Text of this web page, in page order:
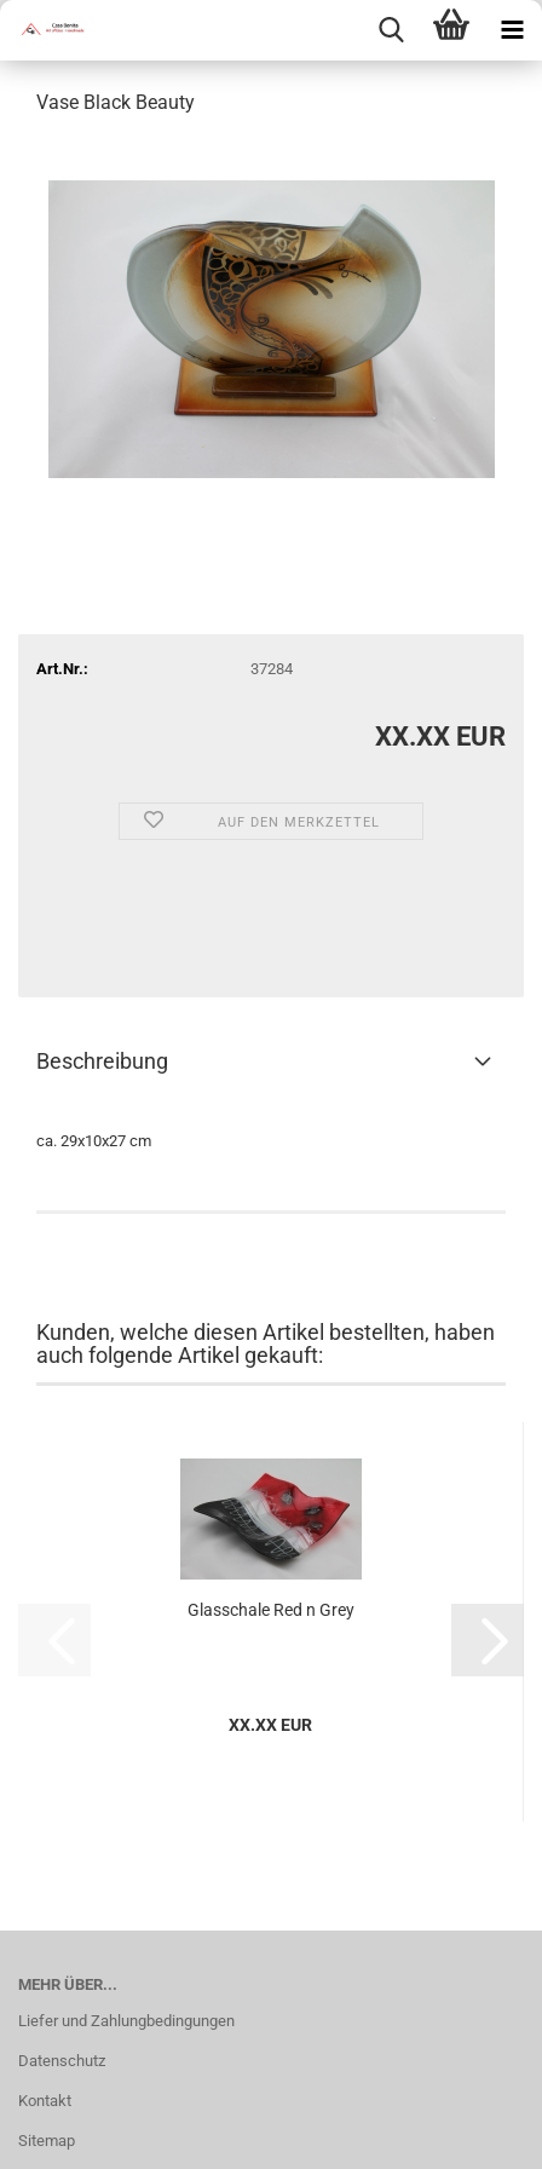
Vase Black Beauty
Art.Nr.: 37284
XX.XX EUR
AUF DEN MERKZETTEL
Beschreibung
ca. 29x10x27 cm
Kunden, welche diesen Artikel bestellten, haben
auch folgende Artikel gekauft:
Glasschale Red n Grey
XX.XX EUR
MEHR ÜBER...
Liefer und Zahlungbedingungen
Datenschutz
Kontakt
Sitemap